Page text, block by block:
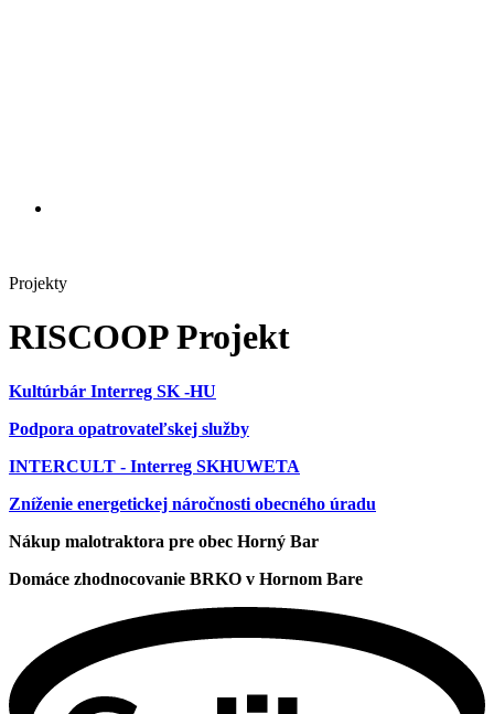
Projekty
RISCOOP Projekt
Kultúrbár Interreg SK -HU
Podpora opatrovateľskej služby
INTERCULT - Interreg SKHUWETA
Zníženie energetickej náročnosti obecného úradu
Nákup malotraktora pre obec Horný Bar
Domáce zhodnocovanie BRKO v Hornom Bare